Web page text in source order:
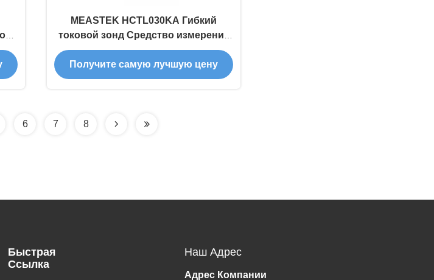
MEASTEK HCTL030KA Гибкий
токовой зонд Средство измерения
высокого напряжения и высокого
тока
Получите самую лучшую цену
6 7 8
Быстрая
Ссылка
Наш Адрес
Адрес Компании